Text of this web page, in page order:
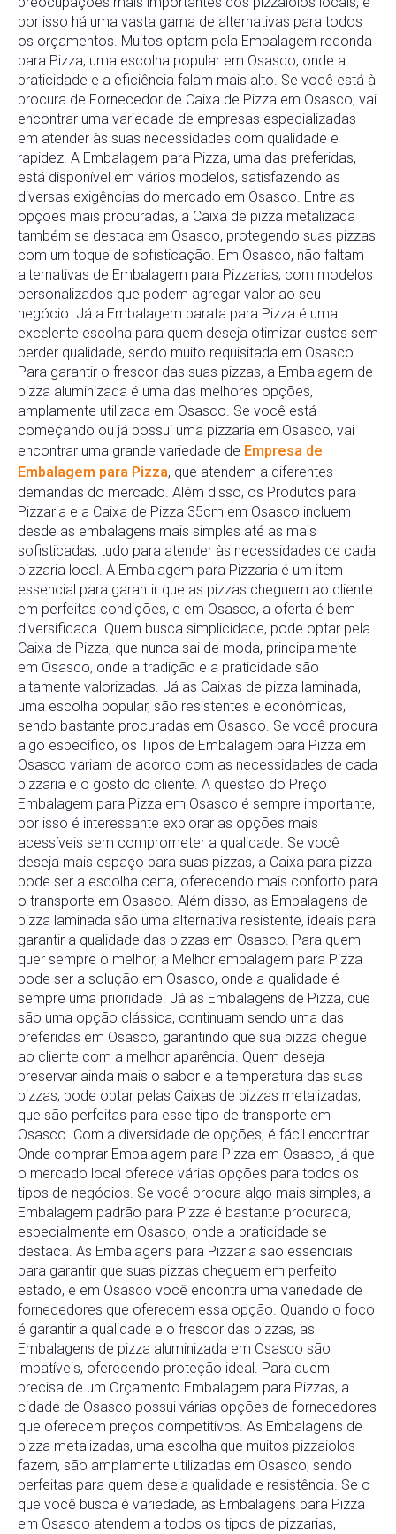
por isso há uma vasta gama de alternativas para todos
os orçamentos. Muitos optam pela Embalagem redonda
para Pizza, uma escolha popular em Osasco, onde a
praticidade e a eficiência falam mais alto. Se você está à
procura de Fornecedor de Caixa de Pizza em Osasco, vai
encontrar uma variedade de empresas especializadas
em atender às suas necessidades com qualidade e
rapidez. A Embalagem para Pizza, uma das preferidas,
está disponível em vários modelos, satisfazendo as
diversas exigências do mercado em Osasco. Entre as
opções mais procuradas, a Caixa de pizza metalizada
também se destaca em Osasco, protegendo suas pizzas
com um toque de sofisticação. Em Osasco, não faltam
alternativas de Embalagem para Pizzarias, com modelos
personalizados que podem agregar valor ao seu
negócio. Já a Embalagem barata para Pizza é uma
excelente escolha para quem deseja otimizar custos sem
perder qualidade, sendo muito requisitada em Osasco.
Para garantir o frescor das suas pizzas, a Embalagem de
pizza aluminizada é uma das melhores opções,
amplamente utilizada em Osasco. Se você está
começando ou já possui uma pizzaria em Osasco, vai
encontrar uma grande variedade de Empresa de
Embalagem para Pizza, que atendem a diferentes
demandas do mercado. Além disso, os Produtos para
Pizzaria e a Caixa de Pizza 35cm em Osasco incluem
desde as embalagens mais simples até as mais
sofisticadas, tudo para atender às necessidades de cada
pizzaria local. A Embalagem para Pizzaria é um item
essencial para garantir que as pizzas cheguem ao cliente
em perfeitas condições, e em Osasco, a oferta é bem
diversificada. Quem busca simplicidade, pode optar pela
Caixa de Pizza, que nunca sai de moda, principalmente
em Osasco, onde a tradição e a praticidade são
altamente valorizadas. Já as Caixas de pizza laminada,
uma escolha popular, são resistentes e econômicas,
sendo bastante procuradas em Osasco. Se você procura
algo específico, os Tipos de Embalagem para Pizza em
Osasco variam de acordo com as necessidades de cada
pizzaria e o gosto do cliente. A questão do Preço
Embalagem para Pizza em Osasco é sempre importante,
por isso é interessante explorar as opções mais
acessíveis sem comprometer a qualidade. Se você
deseja mais espaço para suas pizzas, a Caixa para pizza
pode ser a escolha certa, oferecendo mais conforto para
o transporte em Osasco. Além disso, as Embalagens de
pizza laminada são uma alternativa resistente, ideais para
garantir a qualidade das pizzas em Osasco. Para quem
quer sempre o melhor, a Melhor embalagem para Pizza
pode ser a solução em Osasco, onde a qualidade é
sempre uma prioridade. Já as Embalagens de Pizza, que
são uma opção clássica, continuam sendo uma das
preferidas em Osasco, garantindo que sua pizza chegue
ao cliente com a melhor aparência. Quem deseja
preservar ainda mais o sabor e a temperatura das suas
pizzas, pode optar pelas Caixas de pizzas metalizadas,
que são perfeitas para esse tipo de transporte em
Osasco. Com a diversidade de opções, é fácil encontrar
Onde comprar Embalagem para Pizza em Osasco, já que
o mercado local oferece várias opções para todos os
tipos de negócios. Se você procura algo mais simples, a
Embalagem padrão para Pizza é bastante procurada,
especialmente em Osasco, onde a praticidade se
destaca. As Embalagens para Pizzaria são essenciais
para garantir que suas pizzas cheguem em perfeito
estado, e em Osasco você encontra uma variedade de
fornecedores que oferecem essa opção. Quando o foco
é garantir a qualidade e o frescor das pizzas, as
Embalagens de pizza aluminizada em Osasco são
imbatíveis, oferecendo proteção ideal. Para quem
precisa de um Orçamento Embalagem para Pizzas, a
cidade de Osasco possui várias opções de fornecedores
que oferecem preços competitivos. As Embalagens de
pizza metalizadas, uma escolha que muitos pizzaiolos
fazem, são amplamente utilizadas em Osasco, sendo
perfeitas para quem deseja qualidade e resistência. Se o
que você busca é variedade, as Embalagens para Pizza
em Osasco atendem a todos os tipos de pizzarias,